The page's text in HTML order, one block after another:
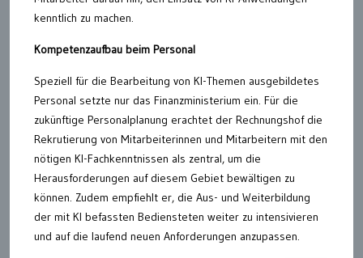
kenntlich zu machen.
Kompetenzaufbau beim Personal
Speziell für die Bearbeitung von KI-Themen ausgebildetes
Personal setzte nur das Finanzministerium ein. Für die
zukünftige Personalplanung erachtet der Rechnungshof die
Rekrutierung von Mitarbeiterinnen und Mitarbeitern mit den
nötigen KI-Fachkenntnissen als zentral, um die
Herausforderungen auf diesem Gebiet bewältigen zu
können. Zudem empfiehlt er, die Aus- und Weiterbildung
der mit KI befassten Bediensteten weiter zu intensivieren
und auf die laufend neuen Anforderungen anzupassen.